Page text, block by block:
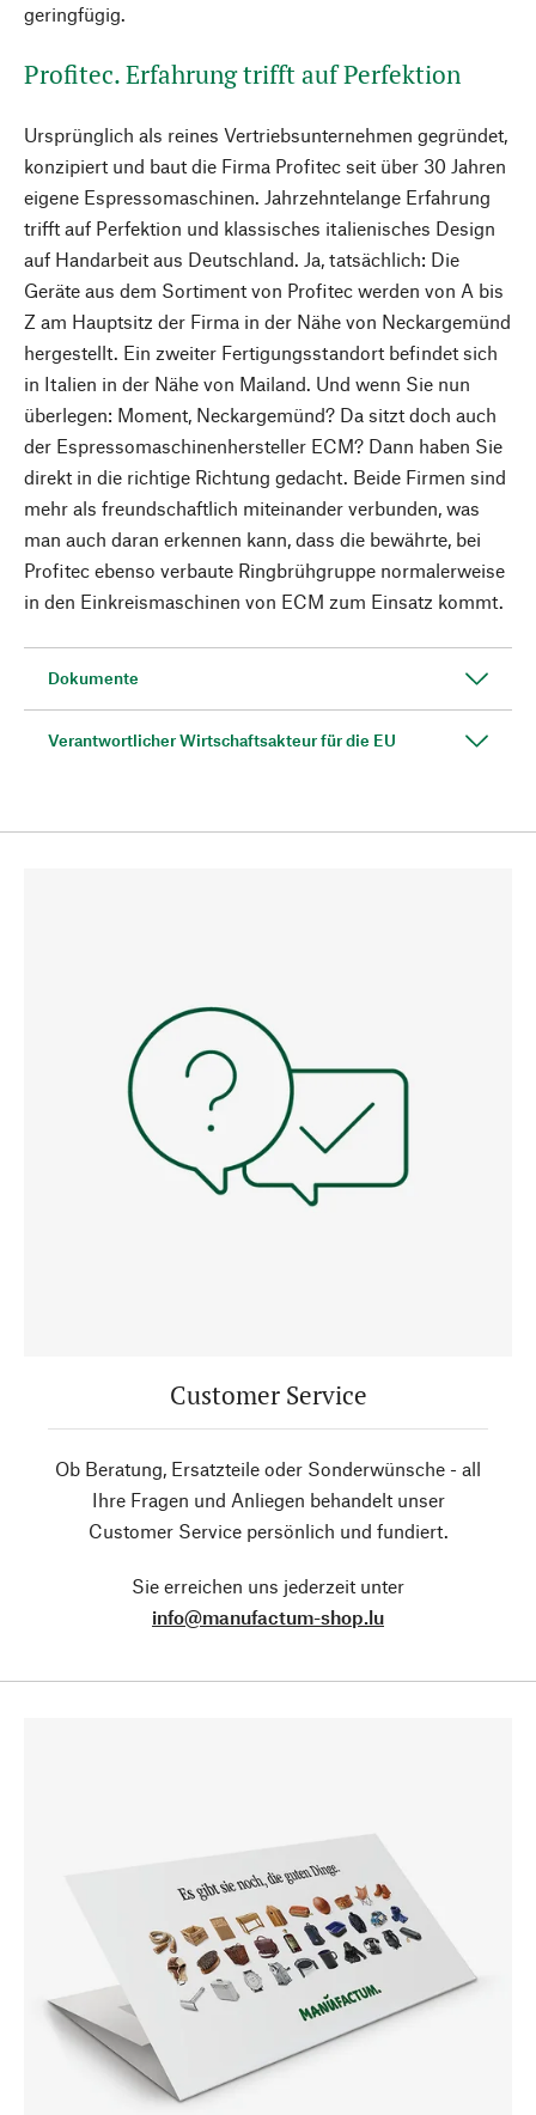
geringfügig.
Profitec. Erfahrung trifft auf Perfektion
Ursprünglich als reines Vertriebsunternehmen gegründet,
konzipiert und baut die Firma Profitec seit über 30 Jahren
eigene Espressomaschinen. Jahrzehntelange Erfahrung
trifft auf Perfektion und klassisches italienisches Design
auf Handarbeit aus Deutschland. Ja, tatsächlich: Die
Geräte aus dem Sortiment von Profitec werden von A bis
Z am Hauptsitz der Firma in der Nähe von Neckargemünd
hergestellt. Ein zweiter Fertigungsstandort befindet sich
in Italien in der Nähe von Mailand. Und wenn Sie nun
überlegen: Moment, Neckargemünd? Da sitzt doch auch
der Espressomaschinenhersteller ECM? Dann haben Sie
direkt in die richtige Richtung gedacht. Beide Firmen sind
mehr als freundschaftlich miteinander verbunden, was
man auch daran erkennen kann, dass die bewährte, bei
Profitec ebenso verbaute Ringbrühgruppe normalerweise
in den Einkreismaschinen von ECM zum Einsatz kommt.
Dokumente
Verantwortlicher Wirtschaftsakteur für die EU
Customer Service
Ob Beratung, Ersatzteile oder Sonderwünsche - all
Ihre Fragen und Anliegen behandelt unser
Customer Service persönlich und fundiert.
Sie erreichen uns jederzeit unter
info@manufactum-shop.lu